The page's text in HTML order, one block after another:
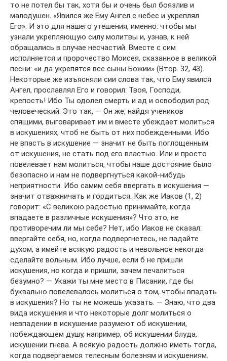
то не потел бы так, хотя бы и очень был боязлив и
малодушен. «Явился же Ему Ангел с небес и укреплял
Его». И это для нашего утешения, именно: чтобы мы
узнали укрепляющую силу молитвы и, узнав, к ней
обращались в случае несчастий. Вместе с сим
исполняется и пророчество Моисея, сказанное в великой
песни: «и да укрепятся все сыны Божии» (Втор. 32, 43).
Некоторые же изъясняли сии слова так, что Ему явился
Ангел, прославлял Его и говорил: Твоя, Господи,
крепость! Ибо Ты одолел смерть и ад и освободил род
человеческий. Это так, — Он же, найдя учеников
спящими, выговаривает им и вместе убеждает молиться
в искушениях, чтоб не быть от них побежденными. Ибо
не впасть в искушение — значит не быть поглощенным
от искушения, не стать под его властью. Или и просто
повелевает нам молиться, чтобы наше достояние было
безопасно и нам не подвергнуться какой-нибудь
неприятности. Ибо самим себя ввергать в искушения —
значит отважничать и гордиться. Как же Иаков (1, 2)
говорит: «С великою радостью принимайте, когда
впадаете в различные искушения»? Что это, не
противоречим ли мы себе? Нет, ибо Иаков не сказал:
ввергайте себя, но, когда подвергнетесь, не падайте
духом, а имейте всякую радость и невольное некогда
сделайте вольным. Ибо лучше, если б не пришли
искушения, но когда и пришли, зачем печалиться
безумно? — Укажи ты мне место в Писании, где бы
буквально повелевалось молиться о том, чтобы впадать
в искушения? Но ты не можешь указать. — Знаю, что два
вида искушения и что некоторые долг молиться о
невпадении в искушение разумеют об искушении,
побеждающем душу, например, об искушении блуда,
искушении гнева. А всякую радость должно иметь тогда,
когда подвергаемся телесным болезням и искушениям.